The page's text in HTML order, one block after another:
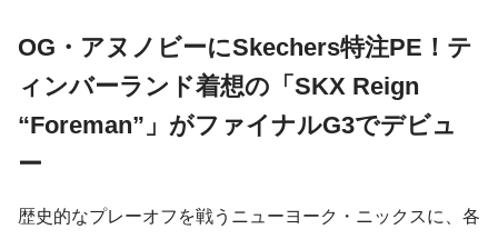
OG・アヌノビーにSkechers特注PE！テ
ィンバーランド着想の「SKX Reign
“Foreman”」がファイナルG3でデビュ
ー
歴史的なプレーオフを戦うニューヨーク・ニックスに、各